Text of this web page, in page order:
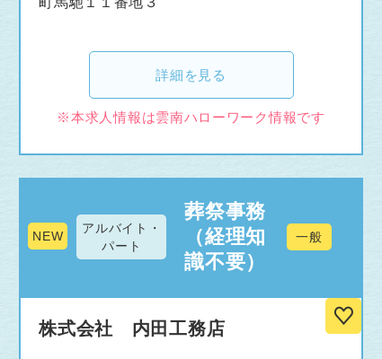
詳細を見る
※本求人情報は雲南ハローワーク情報です
NEW
アルバイト・
パート
葬祭事務
（経理知
識不要）
一般
株式会社 内田工務店